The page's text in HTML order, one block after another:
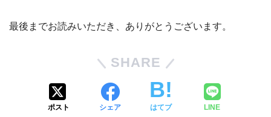
最後までお読みいただき、ありがとうございます。
SHARE
ポスト シェア はてブ LINE